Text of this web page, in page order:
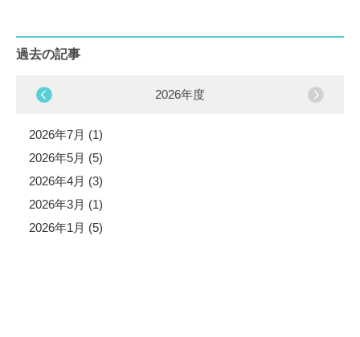
過去の記事
2026年度
2026年7月 (1)
2026年5月 (5)
2026年4月 (3)
2026年3月 (1)
2026年1月 (5)